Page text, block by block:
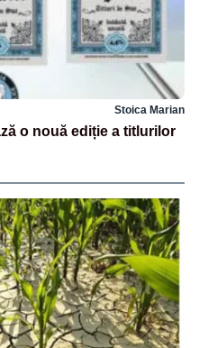
Stoica Marian
o nouă ediție a titlurilor